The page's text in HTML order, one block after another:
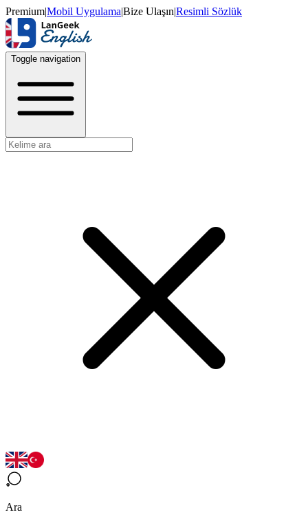
Premium|Mobil Uygulama|Bize Ulaşın|Resimli Sözlük
Toggle navigation
Ara